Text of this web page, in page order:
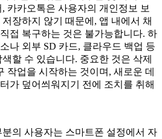
카카오톡은 사용자의 개인정보 보
장하지 않기 때문에, 앱 내에서 채
접 복구하는 것은 불가능합니다. 하
나 외부 SD 카드, 클라우드 백업 등
할 수 있습니다. 중요한 것은 삭제
작업을 시작하는 것이며, 새로운 데
가 덮어씌워지기 전에 조치를 취해
의 사용자는 스마트폰 설정에서 자